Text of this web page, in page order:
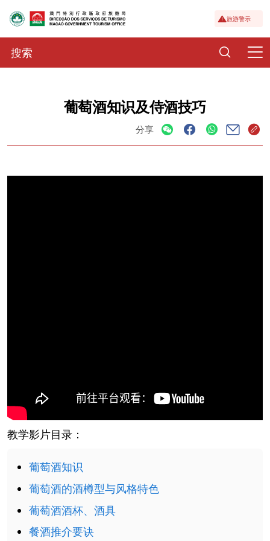
旅游警示
葡萄酒知识及侍酒技巧
分享
教学影片目录：
葡萄酒知识
葡萄酒的酒樽型与风格特色
葡萄酒酒杯、酒具
餐酒推介要诀